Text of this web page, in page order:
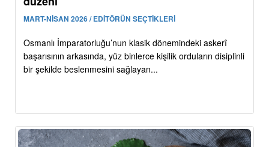
MART-NİSAN 2026 / EDİTÖRÜN SEÇTİKLERİ
Osmanlı İmparatorluğu’nun klasik dönemindeki askerî
başarısının arkasında, yüz binlerce kişilik orduların disiplinli
bir şekilde beslenmesini sağlayan...